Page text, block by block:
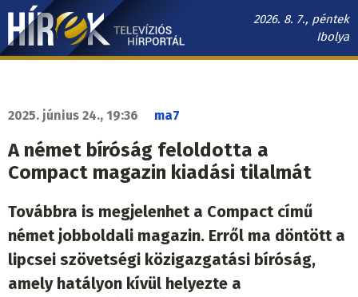
Ugrás
tartalomra
2026. 8. 7., péntek
Ibolya
Hírek.sk
navigáció
2025. június 24., 19:36 ma7
A német bíróság feloldotta a
Compact magazin kiadási tilalmát
Továbbra is megjelenhet a Compact című
német jobboldali magazin. Erről ma döntött a
lipcsei szövetségi közigazgatási bíróság,
amely hatályon kívül helyezte a